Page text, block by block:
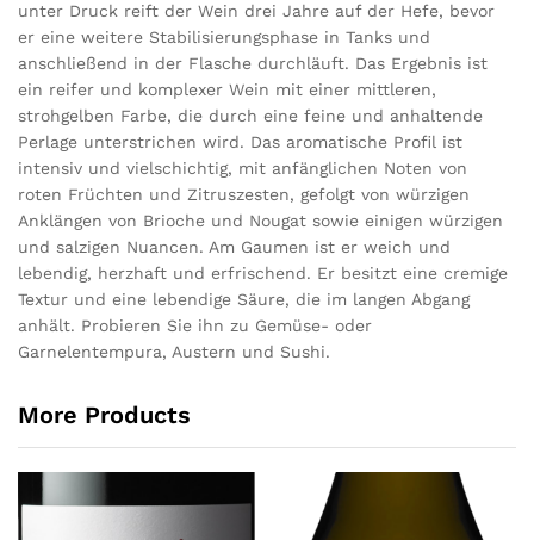
unter Druck reift der Wein drei Jahre auf der Hefe, bevor
er eine weitere Stabilisierungsphase in Tanks und
anschließend in der Flasche durchläuft. Das Ergebnis ist
ein reifer und komplexer Wein mit einer mittleren,
strohgelben Farbe, die durch eine feine und anhaltende
Perlage unterstrichen wird. Das aromatische Profil ist
intensiv und vielschichtig, mit anfänglichen Noten von
roten Früchten und Zitruszesten, gefolgt von würzigen
Anklängen von Brioche und Nougat sowie einigen würzigen
und salzigen Nuancen. Am Gaumen ist er weich und
lebendig, herzhaft und erfrischend. Er besitzt eine cremige
Textur und eine lebendige Säure, die im langen Abgang
anhält. Probieren Sie ihn zu Gemüse- oder
Garnelentempura, Austern und Sushi.
More Products